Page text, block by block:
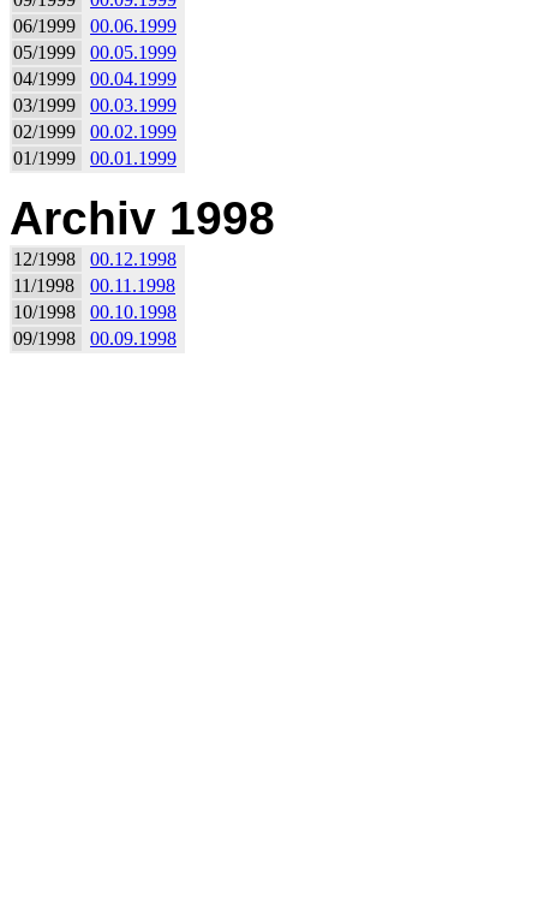
06/1999
00.06.1999
05/1999
00.05.1999
04/1999
00.04.1999
03/1999
00.03.1999
02/1999
00.02.1999
01/1999
00.01.1999
Archiv 1998
12/1998
00.12.1998
11/1998
00.11.1998
10/1998
00.10.1998
09/1998
00.09.1998